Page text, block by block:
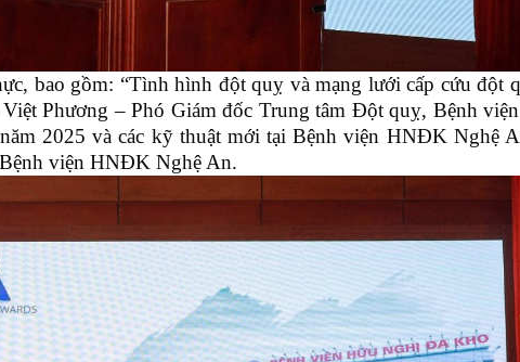
bao gồm: “Tình hình đột quỵ và mạng lưới cấp cứu đột
Phương – Phó Giám đốc Trung tâm Đột quỵ, Bệnh
2025 và các kỹ thuật mới tại Bệnh viện HNĐK Nghệ
viện HNĐK Nghệ An.